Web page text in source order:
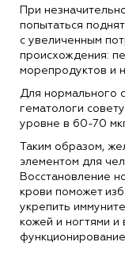
При
попытаться
с увеличенным
происхождения:
морепродуктов и
Для нормального
гематологи
уровне в 60-70
Таким образом,
элементом для
Восстановление
крови поможет
укрепить
кожей и ногтями